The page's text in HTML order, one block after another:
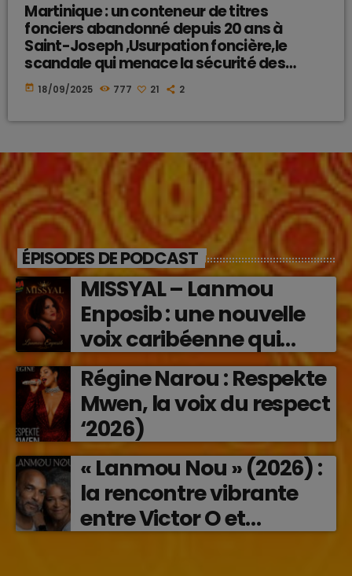
Martinique : un conteneur de titres
fonciers abandonné depuis 20 ans à
Saint-Joseph ,Usurpation foncière,le
scandale qui menace la sécurité des
terres
today 18/09/2025 777 21 2
ÉPISODES DE PODCAST
MISSYAL – Lanmou
Enposib : une nouvelle
voix caribéenne qui
transforme les émotions
en musique (2026)
Régine Narou : Respekte
Mwen, la voix du respect
‘2026)
« Lanmou Nou » (2026) :
la rencontre vibrante
entre Victor O et